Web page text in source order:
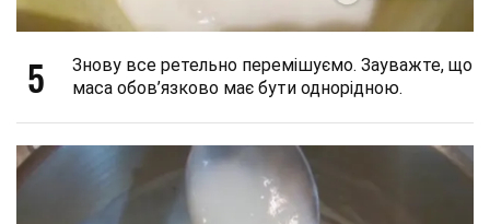
5
Знову все ретельно перемішуємо. Зауважте, що
маса обов’язково має бути однорідною.